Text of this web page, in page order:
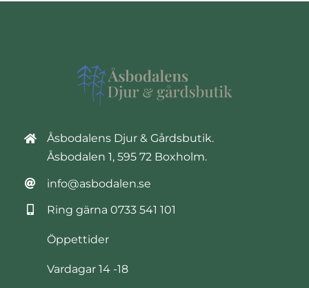
Åsbodalens Djur & Gårdsbutik.
Åsbodalen 1, 595 72 Boxholm.
info@asbodalen.se
Ring gärna 0733 541 101
Öppettider
Vardagar 14 -18